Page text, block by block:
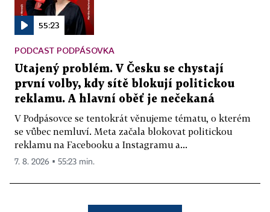
55:23
PODCAST PODPÁSOVKA
Utajený problém. V Česku se chystají
první volby, kdy sítě blokují politickou
reklamu. A hlavní oběť je nečekaná
V Podpásovce se tentokrát věnujeme tématu, o kterém
se vůbec nemluví. Meta začala blokovat politickou
reklamu na Facebooku a Instagramu a...
7. 8. 2026 ▪ 55:23 min.